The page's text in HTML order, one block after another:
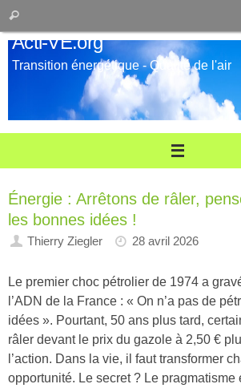
Passer
au
contenu
pour
:
Rechercher
Acti-VE.org
Transition énergétique - Qualité de l'air
Énergie : Arrêtons de râler,
les bonnes idées !
Thierry Ziegler 28 avril 2026
Le premier choc pétrolier de 1974 a
l’ADN de la France : « On n’a pas de
idées ». Pourtant, 50 ans plus tard,
râler devant le prix du gazole à 2,50 €
l’action. Dans la vie, il faut transformer
opportunité. Le secret ? Le pragmatisme